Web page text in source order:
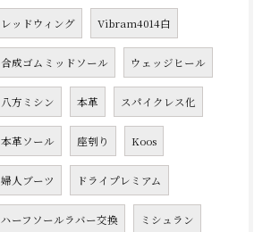
レッドウィング Vibram4014白
合成ゴムミッドソール ウェッジヒール
八方ミシン 本革 スパイクレス化
本革ソール 座刳り Koos
婦人ブーツ ドライプレミアム
ハーフソールラバー交換 ミシュラン